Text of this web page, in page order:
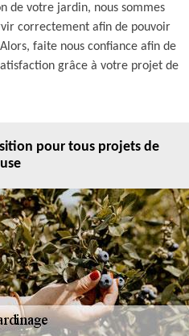
de votre jardin, nous sommes
correctement afin de pouvoir
faite nous confiance afin de
grâce à votre projet de
pour tous projets de